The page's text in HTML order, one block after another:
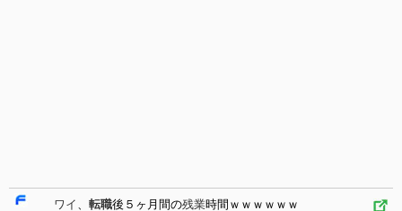
ワイ 、 転職後５ヶ月間の残業時間ｗｗｗｗｗｗ